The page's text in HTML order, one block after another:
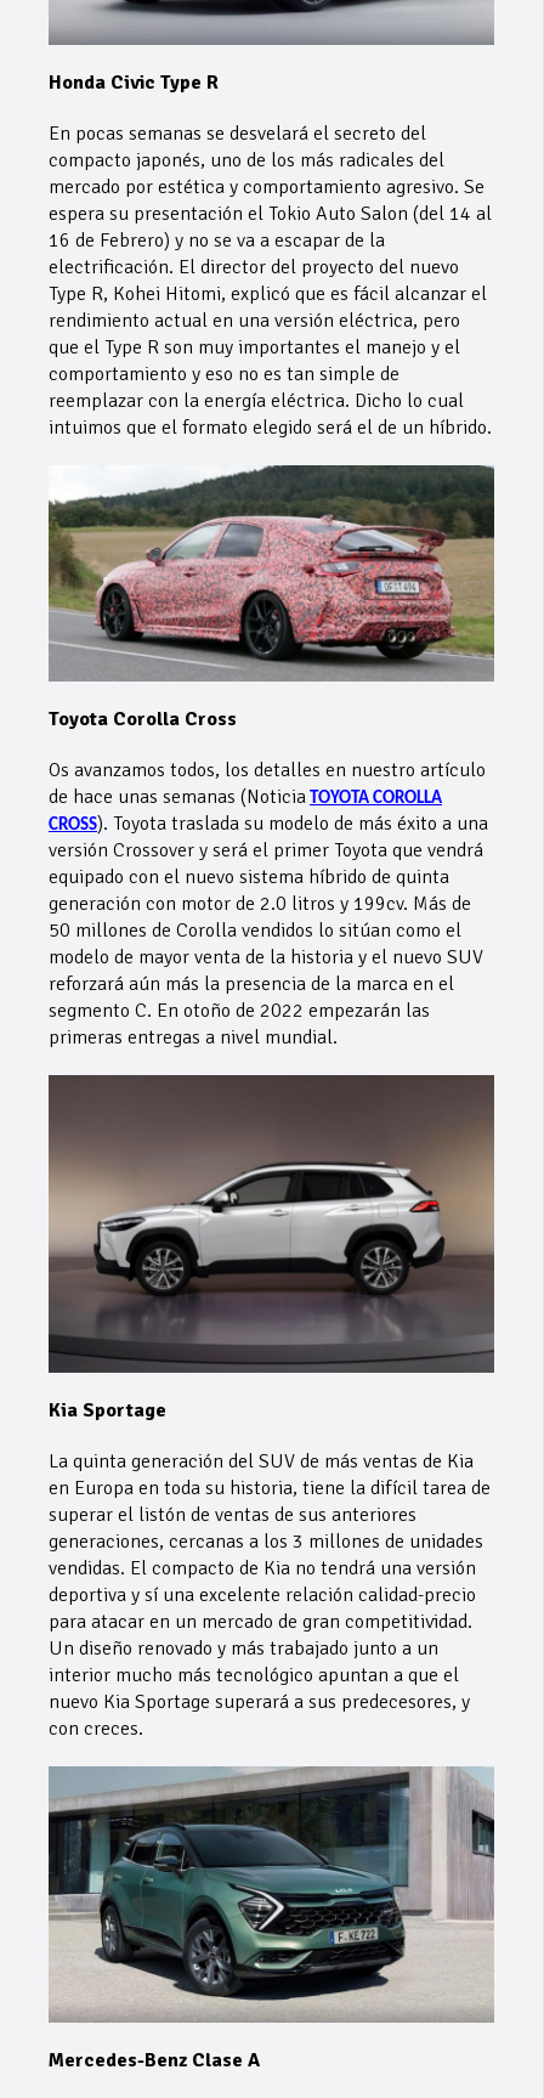
Honda Civic Type R
En pocas semanas se desvelará el secreto del
compacto japonés, uno de los más radicales del
mercado por estética y comportamiento agresivo. Se
espera su presentación el Tokio Auto Salon (del 14 al
16 de Febrero) y no se va a escapar de la
electrificación. El director del proyecto del nuevo
Type R, Kohei Hitomi, explicó que es fácil alcanzar el
rendimiento actual en una versión eléctrica, pero
que el Type R son muy importantes el manejo y el
comportamiento y eso no es tan simple de
reemplazar con la energía eléctrica. Dicho lo cual
intuimos que el formato elegido será el de un híbrido.
Toyota Corolla Cross
Os avanzamos todos, los detalles en nuestro artículo
de hace unas semanas (Noticia TOYOTA COROLLA
CROSS). Toyota traslada su modelo de más éxito a una
versión Crossover y será el primer Toyota que vendrá
equipado con el nuevo sistema híbrido de quinta
generación con motor de 2.0 litros y 199cv. Más de
50 millones de Corolla vendidos lo sitúan como el
modelo de mayor venta de la historia y el nuevo SUV
reforzará aún más la presencia de la marca en el
segmento C. En otoño de 2022 empezarán las
primeras entregas a nivel mundial.
Kia Sportage
La quinta generación del SUV de más ventas de Kia
en Europa en toda su historia, tiene la difícil tarea de
superar el listón de ventas de sus anteriores
generaciones, cercanas a los 3 millones de unidades
vendidas. El compacto de Kia no tendrá una versión
deportiva y sí una excelente relación calidad-precio
para atacar en un mercado de gran competitividad.
Un diseño renovado y más trabajado junto a un
interior mucho más tecnológico apuntan a que el
nuevo Kia Sportage superará a sus predecesores, y
con creces.
Mercedes-Benz Clase A